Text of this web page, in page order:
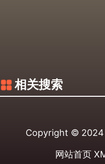
相关搜索
Copyright © 2024
网站首页